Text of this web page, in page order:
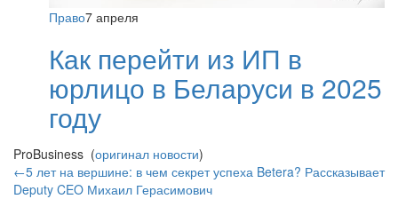
Право7 апреля
Как перейти из ИП в
юрлицо в Беларуси в 2025
году
ProBusiness (оригинал новости)
←5 лет на вершине: в чем секрет успеха Betera? Рассказывает
Deputy CEO Михаил Герасимович